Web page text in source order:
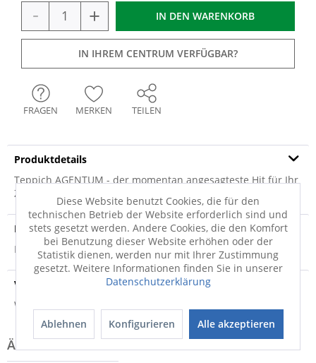
- + IN DEN WARENKORB
IN IHREM CENTRUM VERFÜGBAR?
FRAGEN MERKEN TEILEN
Produktdetails
Teppich AGENTUM - der momentan angesagteste Hit für Ihr
Zuhause. Der hochwertige Teppich in...
Produktsicherheit
Produktsicherheit
Versandinfo
Weitere Informationen zum Versand...
Diese Website benutzt Cookies, die für den
technischen Betrieb der Website erforderlich sind und
stets gesetzt werden. Andere Cookies, die den Komfort
bei Benutzung dieser Website erhöhen oder der
Statistik dienen, werden nur mit Ihrer Zustimmung
gesetzt. Weitere Informationen finden Sie in unserer
Datenschutzerklärung
Ablehnen Konfigurieren Alle akzeptieren